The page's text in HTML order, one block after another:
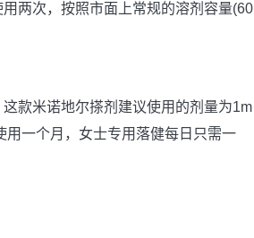
两次，按照市面上常规的溶剂容量(60
款米诺地尔搽剂建议使用的剂量为1m
用一个月，女士专用落健每日只需一